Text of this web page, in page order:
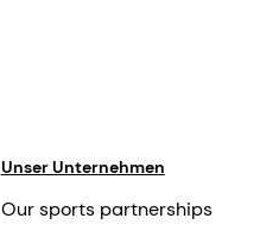
Unser Unternehmen
Our sports partnerships